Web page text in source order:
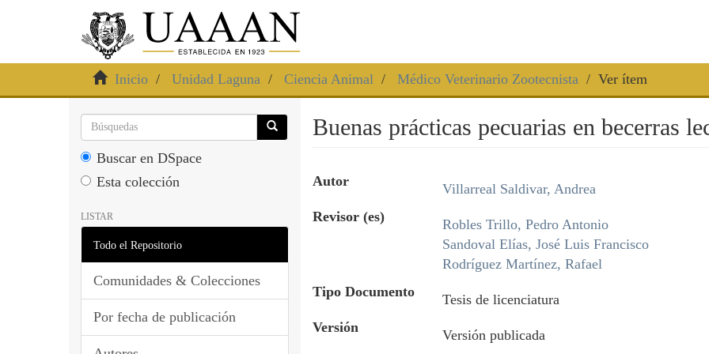
Inicio Unidad Laguna Ciencia Animal Médico Veterinario Zootecnista Ver ítem
Buscar en DSpace
Esta colección
LISTAR
Todo el Repositorio
Comunidades & Colecciones
Por fecha de publicación
Buenas prácticas pecuarias en becerras
Autor
Villarreal Saldivar, Andrea
Revisor (es)
Robles Trillo, Pedro Antonio
Sandoval Elías, José Luis Francisco
Rodríguez Martínez, Rafael
Tipo Documento
Tesis de licenciatura
Versión
Versión publicada